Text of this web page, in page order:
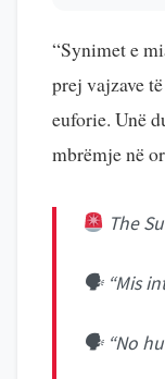
“Synimet e
prej vajzave
euforie. Unë
mbrëmje në
The
🗣 “Mis
🗣 “No